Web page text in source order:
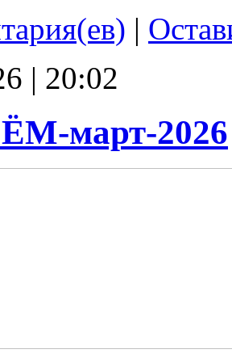
|
| 20:02
март-2026